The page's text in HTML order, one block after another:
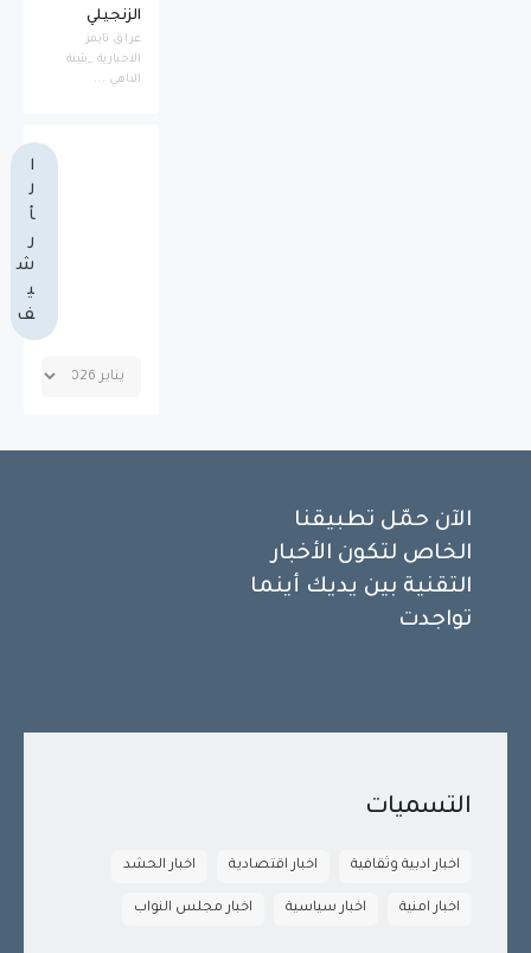
الزنجيلي
عراق تايمز
الاخبارية _بثينة
الناهي ...
ا
ل
أ
ر
ش
ي
ف
الآن حمّل تطبيقنا
الخاص لتكون الأخبار
التقنية بين يديك أينما
تواجدت
التسميات
اخبار ادبية وثقافية اخبار اقتصادية اخبار الحشد
اخبار امنية اخبار سياسية اخبار مجلس النواب